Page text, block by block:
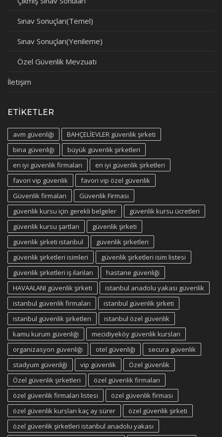
Sınav Sonuçları(Temel)
Sınav Sonuçları(Yenileme)
Özel Güvenlik Mevzuatı
İletişim
ETIKETLER
avm güvenliği
BAHÇELİEVLER güvenlik şirketi
bina güvenliği
büyük güvenlik şirketleri
en iyi güvenlik firmaları
en iyi güvenlik şirketleri
favori vip güvenlik
favori vip özel güvenlik
Güvenlik firmaları
Güvenlik Firması
güvenlik kursu için gerekli belgeler
güvenlik kursu ücretleri
güvenlik kursu şartları
güvenlik şirketi
güvenlik şirketi istanbul
güvenlik şirketleri
güvenlik şirketleri isimleri
güvenlik şirketleri isim listesi
güvenlik şirketleri iş ilanları
hastane güvenliği
HAVAALANI güvenlik şirketi
istanbul anadolu yakası güvenlik
istanbul güvenlik firmaları
istanbul güvenlik şirketi
istanbul güvenlik şirketleri
istanbul özel güvenlik
kamu kurum güvenliği
mecidiyeköy güvenlik kursları
organizasyon güvenliği
otel güvenliği
secura güvenlik
stadyum güvenliği
vip güvenlik
Özel güvenlik
Özel güvenlik şirketleri
özel güvenlik firmaları
özel güvenlik firmaları listesi
özel güvenlik firması
özel güvenlik kursları kaç ay sürer
özel güvenlik şirketi
özel güvenlik şirketleri istanbul anadolu yakası